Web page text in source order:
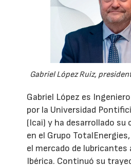
Gabriel López Ruiz,
Gabriel López es
por la Universidad
(Icai) y ha desarrollado su
en el Grupo
el mercado de lubricantes
Ibérica. Continuó su